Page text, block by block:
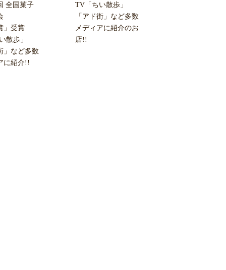
全国菓子
」受賞
散歩」
」など多数
に紹介!!
TV「ちい散歩」
「アド街」など多数
メディアに紹介のお
店!!